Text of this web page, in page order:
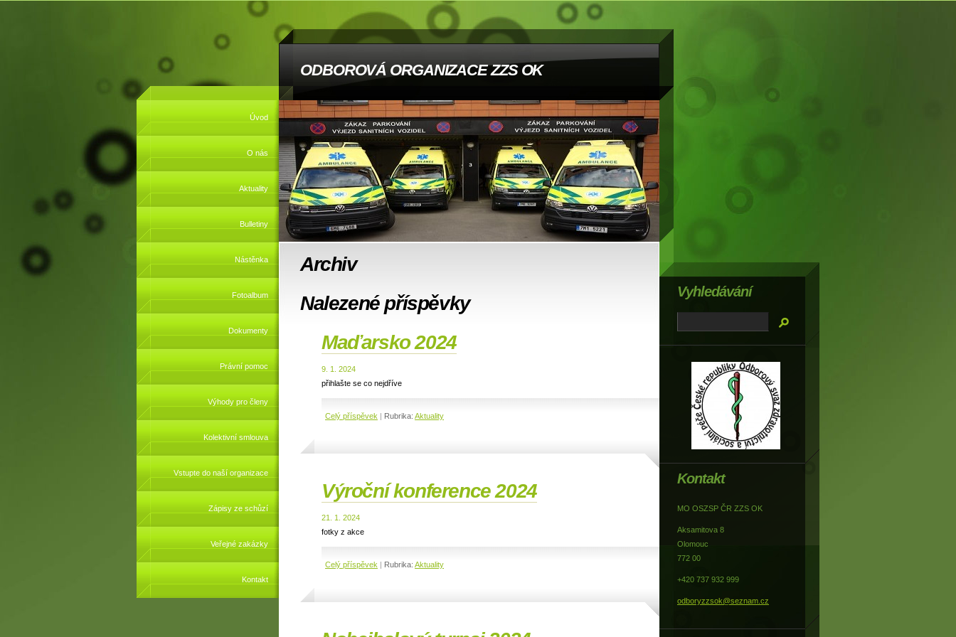
ODBOROVÁ ORGANIZACE ZZS OK
Úvod
O nás
Aktuality
Bulletiny
Nástěnka
Fotoalbum
Dokumenty
Právní pomoc
Výhody pro členy
Kolektivní smlouva
Vstupte do naší organizace
Zápisy ze schůzí
Veřejné zakázky
Kontakt
Archiv
Nalezené příspěvky
Maďarsko 2024
9. 1. 2024
přihlašte se co nejdříve
Celý příspěvek | Rubrika: Aktuality
Výroční konference 2024
21. 1. 2024
fotky z akce
Celý příspěvek | Rubrika: Aktuality
Kontakt
MO OSZSP ČR ZZS OK
Aksamitova 8
Olomouc
772 00
+420 737 932 999
odboryzzsok@seznam.cz
Vyhledávání